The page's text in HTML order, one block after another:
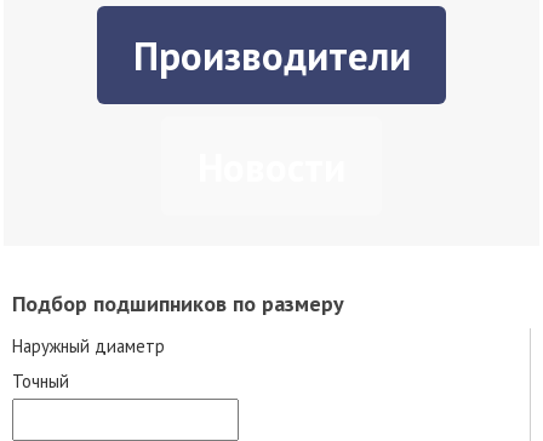
Производители
Подбор подшипников по размеру
Наружный диаметр
Точный